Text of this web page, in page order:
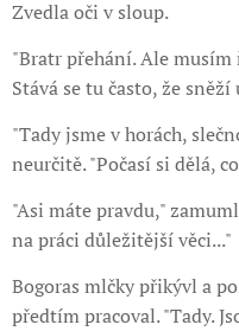
Zvedla oči v sloup.
"Bratr přehání. Ale
Stává se tu často, že
"Tady jsme v horách,
neurčitě. "Počasí si dělá,
"Asi máte pravdu,"
na práci důležitější věci..."
Bogoras mlčky přikývl a
předtím pracoval. "Tady.